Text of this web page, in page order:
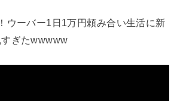
ウーバー1日1万円頼み合い生活に新
ぎたwwwww